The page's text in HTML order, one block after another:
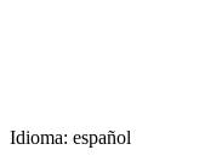
Idioma: español